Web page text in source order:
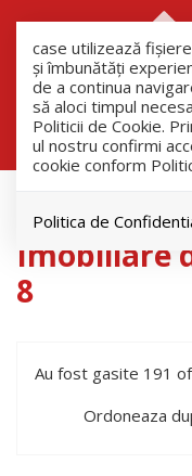
case utilizează
și îmbunătăți
de a continua
să aloci timpul
Politicii de Cookie.
ul nostru confirmi
cookie conform
Politica de
Imobiliare
8
Au fost gasite 191
Ordoneaza